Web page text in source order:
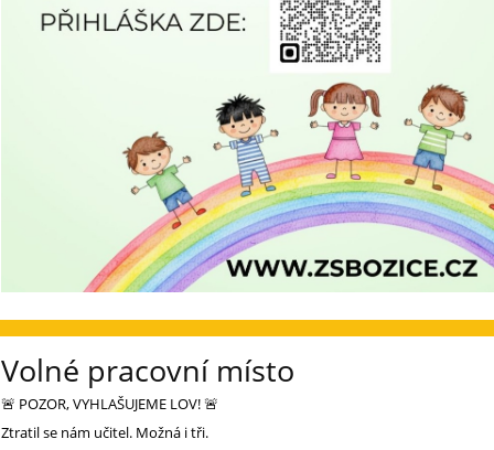
Volné pracovní místo
🚨 POZOR, VYHLAŠUJEME LOV! 🚨
Ztratil se nám učitel. Možná i tři.